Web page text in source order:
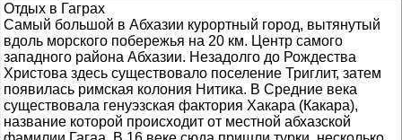
Отдых в Гаграх
Самый большой в Абхазии курортный город, вытянутый
вдоль морского побережья на 20 км. Центр самого
западного района Абхазии. Незадолго до Рождества
Христова здесь существовало поселение Триглит, затем
появилась римская колония Нитика. В Средние века
существовала генуэзская фактория Хакара (Какара),
название которой происходит от местной абхазской